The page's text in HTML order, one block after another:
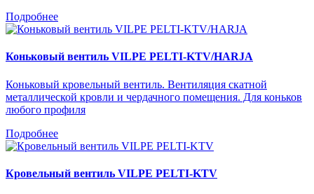
Подробнее
Коньковый вентиль VILPE PELTI-KTV/HARJA
Коньковый кровельный вентиль. Вентиляция скатной
металлической кровли и чердачного помещения. Для коньков
любого профиля
Подробнее
Кровельный вентиль VILPE PELTI-KTV